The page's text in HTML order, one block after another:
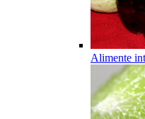
Alimente